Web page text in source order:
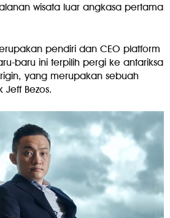
wisata luar angkasa pertama
pendiri dan CEO platform
baru ini terpilih pergi ke antariksa
yang merupakan sebuah
Bezos.